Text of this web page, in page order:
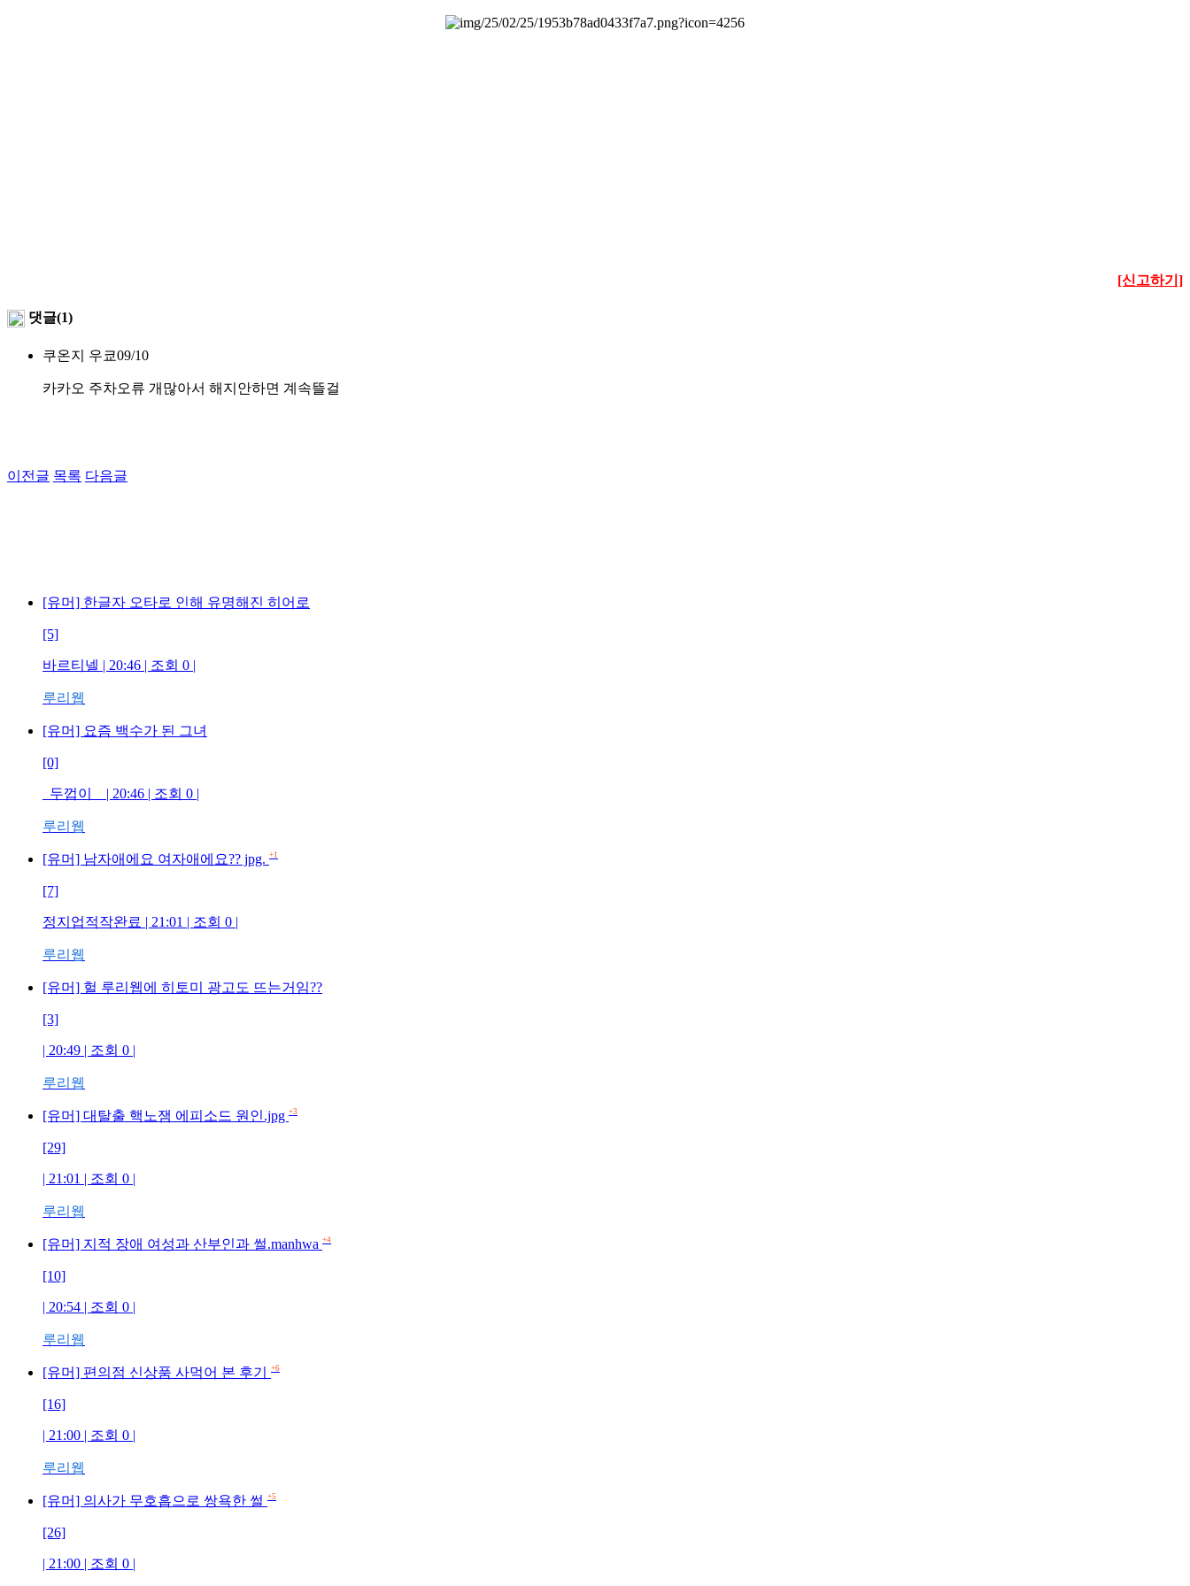
[신고하기]
댓글(1)
쿠온지 우쿄09/10
카카오 주차오류 개많아서 해지안하면 계속뜰걸
이전글 목록 다음글
[유머] 한글자 오타로 인해 유명해진 히어로
[5]
바르티넬 | 20:46 | 조회 0 |
루리웹
[유머] 요즘 백수가 된 그녀
[0]
_두껍이 _ | 20:46 | 조회 0 |
루리웹
[유머] 남자애에요 여자애에요?? jpg. +1
[7]
정지업적작완료 | 21:01 | 조회 0 |
루리웹
[유머] 헐 루리웹에 히토미 광고도 뜨는거임??
[3]
| 20:49 | 조회 0 |
루리웹
[유머] 대탈출 핵노잼 에피소드 원인.jpg +3
[29]
| 21:01 | 조회 0 |
루리웹
[유머] 지적 장애 여성과 산부인과 썰.manhwa +4
[10]
| 20:54 | 조회 0 |
루리웹
[유머] 편의점 신상품 사먹어 본 후기 +6
[16]
| 21:00 | 조회 0 |
루리웹
[유머] 의사가 무호흡으로 쌍욕한 썰 +5
[26]
| 21:00 | 조회 0 |